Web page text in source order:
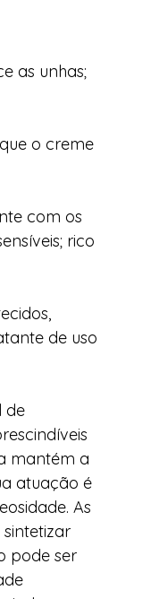
as unhas;
o creme
com os
rico
de uso
de
mantém a
atuação é
As
pode ser